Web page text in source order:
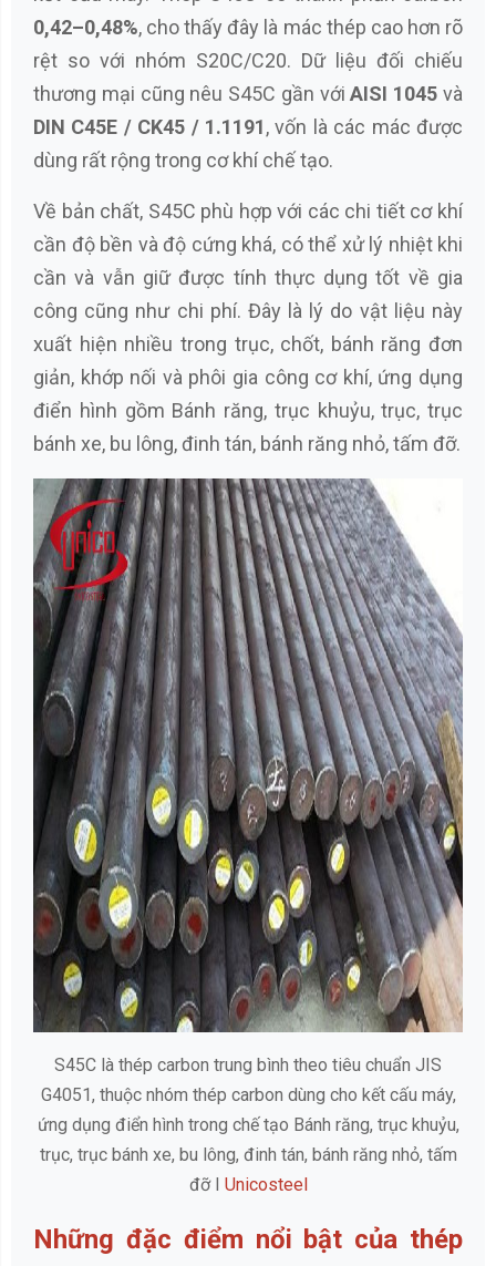
0,42–0,48%, cho thấy đây là mác thép cao hơn rõ
rệt so với nhóm S20C/C20. Dữ liệu đối chiếu
thương mại cũng nêu S45C gần vớiAISI 1045 và
DIN C45E / CK45 / 1.1191, vốn là các mác được
dùng rất rộng trong cơ khí chế tạo.
Về bản chất, S45C phù hợp với các chi tiết cơ khí
cần độ bền và độ cứng khá, có thể xử lý nhiệt khi
cần và vẫn giữ được tính thực dụng tốt về gia
công cũng như chi phí. Đây là lý do vật liệu này
xuất hiện nhiều trong trục, chốt, bánh răng đơn
giản, khớp nối và phôi gia công cơ khí, ứng dụng
điển hình gồm Bánh răng, trục khuỷu, trục, trục
bánh xe, bu lông, đinh tán, bánh răng nhỏ, tấm đỡ.
S45C là thép carbon trung bình theo tiêu chuẩn JIS
G4051, thuộc nhóm thép carbon dùng cho kết cấu máy,
ứng dụng điển hình trong chế tạo Bánh răng, trục khuỷu,
trục, trục bánh xe, bu lông, đinh tán, bánh răng nhỏ, tấm
đỡ I Unicosteel
Những đặc điểm nổi bật của thép